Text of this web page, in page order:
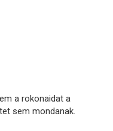
a rokonaidat a
sem mondanak.